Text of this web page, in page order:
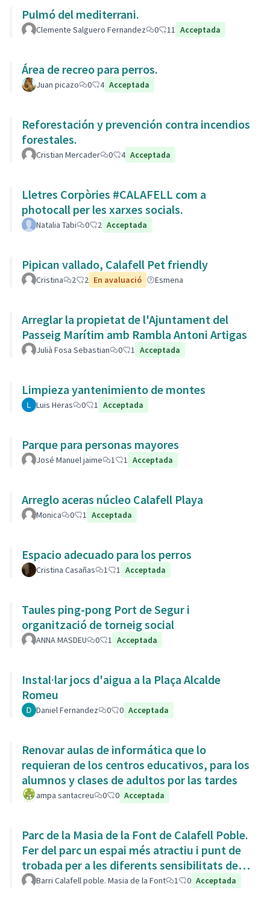
Pulmó del mediterrani.
Clemente Salguero Fernandez 0 11 Acceptada
Área de recreo para perros.
Juan picazo 0 4 Acceptada
Reforestación y prevención contra incendios
forestales.
Cristian Mercader 0 4 Acceptada
Lletres Corpòries #CALAFELL com a
photocall per les xarxes socials.
Natalia Tabi 0 2 Acceptada
Pipican vallado, Calafell Pet friendly
Cristina 2 2 En avaluació Esmena
Arreglar la propietat de l'Ajuntament del
Passeig Marítim amb Rambla Antoni Artigas
Julià Fosa Sebastian 0 1 Acceptada
Limpieza yantenimiento de montes
Luis Heras 0 1 Acceptada
Parque para personas mayores
José Manuel jaime 1 1 Acceptada
Arreglo aceras núcleo Calafell Playa
Monica 0 1 Acceptada
Espacio adecuado para los perros
Cristina Casañas 1 1 Acceptada
Taules ping-pong Port de Segur i
organització de torneig social
ANNA MASDEU 0 1 Acceptada
Instal·lar jocs d'aigua a la Plaça Alcalde
Romeu
Daniel Fernandez 0 0 Acceptada
Renovar aulas de informática que lo
requieran de los centros educativos, para los
alumnos y clases de adultos por las tardes
ampa santacreu 0 0 Acceptada
Parc de la Masia de la Font de Calafell Poble.
Fer del parc un espai més atractiu i punt de
trobada per a les diferents sensibilitats del
barri.Barri Calafell poble. Masia de la Font 1 0 Acceptada